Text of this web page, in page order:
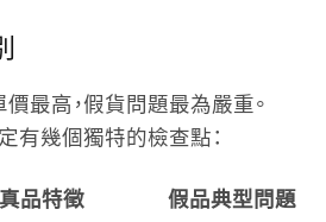
最高，假貨問題最為嚴重。
有幾個獨特的檢查點：
真品特徵
假品典型問題